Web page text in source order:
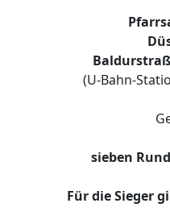
(U-Bahn-
sieben
Für die Sieger